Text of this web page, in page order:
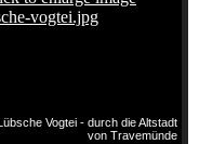
Lübsche Vogtei - durch die Altstadt
von Travemünde